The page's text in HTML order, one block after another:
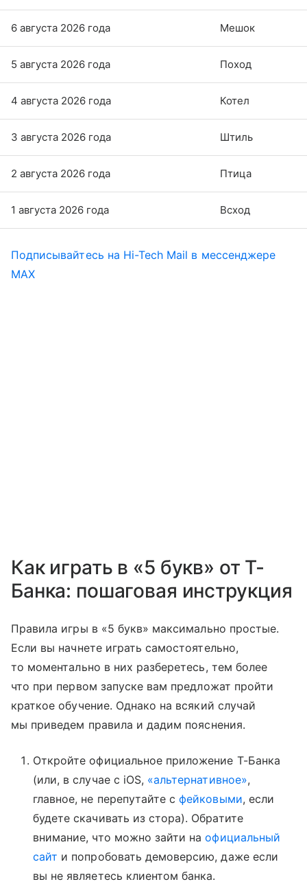
6 августа 2026 года Мешок
5 августа 2026 года Поход
4 августа 2026 года Котел
3 августа 2026 года Штиль
2 августа 2026 года Птица
1 августа 2026 года Всход
Подписывайтесь на Hi-Tech Mail в мессенджере
MAX
Как играть в «5 букв» от Т-
Банка: пошаговая инструкция
Правила игры в «5 букв» максимально простые.
Если вы начнете играть самостоятельно,
то моментально в них разберетесь, тем более
что при первом запуске вам предложат пройти
краткое обучение. Однако на всякий случай
мы приведем правила и дадим пояснения.
Откройте официальное приложение Т-Банка
(или, в случае с iOS, «альтернативное»,
главное, не перепутайте сфейковыми, если
будете скачивать из стора). Обратите
внимание, что можно зайти наофициальный
сайт и попробовать демоверсию, даже если
вы не являетесь клиентом банка.